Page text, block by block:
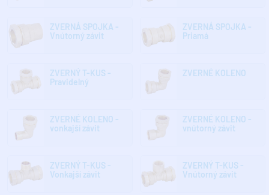
ZVERNÁ SPOJKA -
Vnútorný závit
ZVERNÁ SPOJKA -
Priamá
ZVERNÝ T-KUS -
Pravidelný
ZVERNÉ KOLENO
ZVERNÉ KOLENO -
vonkajší závit
ZVERNÉ KOLENO -
vnútorný závit
ZVERNÝ T-KUS -
Vonkajší závit
ZVERNÝ T-KUS -
Vnútorný závit